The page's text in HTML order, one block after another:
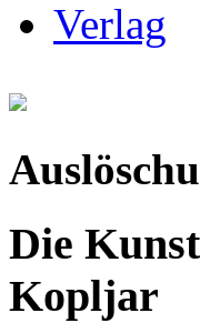
Verlag
Die
Kopljar